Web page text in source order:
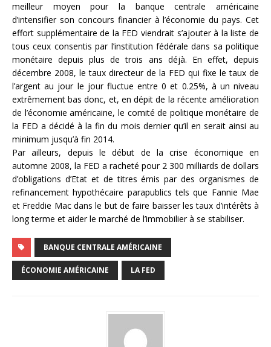
meilleur moyen pour la banque centrale américaine
d’intensifier son concours financier à l’économie du pays. Cet
effort supplémentaire de la FED viendrait s’ajouter à la liste de
tous ceux consentis par l’institution fédérale dans sa politique
monétaire depuis plus de trois ans déjà. En effet, depuis
décembre 2008, le taux directeur de la FED qui fixe le taux de
l’argent au jour le jour fluctue entre 0 et 0.25%, à un niveau
extrêmement bas donc, et, en dépit de la récente amélioration
de l’économie américaine, le comité de politique monétaire de
la FED a décidé à la fin du mois dernier qu’il en serait ainsi au
minimum jusqu’à fin 2014.
Par ailleurs, depuis le début de la crise économique en
automne 2008, la FED a racheté pour 2 300 milliards de dollars
d’obligations d’Etat et de titres émis par des organismes de
refinancement hypothécaire parapublics tels que Fannie Mae
et Freddie Mac dans le but de faire baisser les taux d’intérêts à
long terme et aider le marché de l’immobilier à se stabiliser.
BANQUE CENTRALE AMÉRICAINE
ÉCONOMIE AMÉRICAINE LA FED